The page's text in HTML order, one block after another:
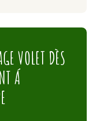
VOLET DÈS
Á